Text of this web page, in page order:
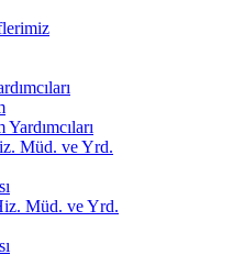
Müd. ve Yrd.
Müd. ve Yrd.